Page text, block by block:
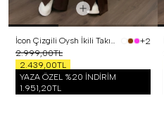
İcon Çizgili Oysh İkili Takım Kahverengi
+2
2.999,00TL
2.439,00TL
YAZA ÖZEL %20 İNDİRİM
1.951,20TL